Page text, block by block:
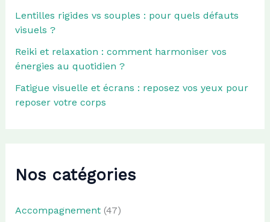
Lentilles rigides vs souples : pour quels défauts
visuels ?
Reiki et relaxation : comment harmoniser vos
énergies au quotidien ?
Fatigue visuelle et écrans : reposez vos yeux pour
reposer votre corps
Nos catégories
Accompagnement(47)